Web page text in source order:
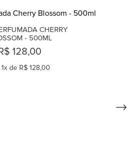
CHERRY
- 500ML
128,00
1x de R$ 128,00